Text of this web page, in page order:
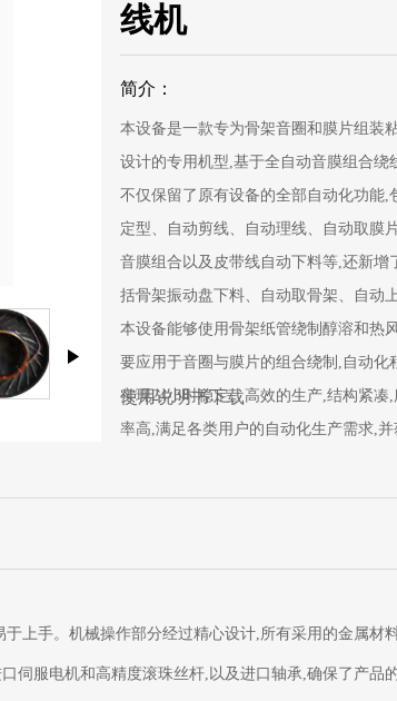
线机
简介：
本设备是一款专为骨架音圈和膜片组装
设计的专用机型,基于全自动音膜组合绕
不仅保留了原有设备的全部自动化功能,
定型、自动剪线、自动理线、自动取膜
音膜组合以及皮带线自动下料等,还新增
括骨架振动盘下料、自动取骨架、自动
本设备能够使用骨架纸管绕制醇溶和热
要应用于音圈与膜片的组合绕制,自动化
实现24小时稳定、高效的生产,结构紧凑
率高,满足各类用户的自动化生产需求,
具有广阔的前景。
使用说明书下载
上手。机械操作部分经过精心设计,所有采用的金属材
伺服电机和高精度滚珠丝杆,以及进口轴承,确保了产品